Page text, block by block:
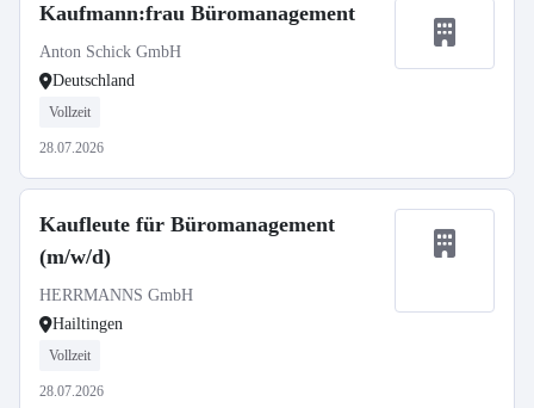
Kaufmann:frau Büromanagement
Anton Schick GmbH
Deutschland
Vollzeit
28.07.2026
Kaufleute für Büromanagement
(m/w/d)
HERRMANNS GmbH
Hailtingen
Vollzeit
28.07.2026